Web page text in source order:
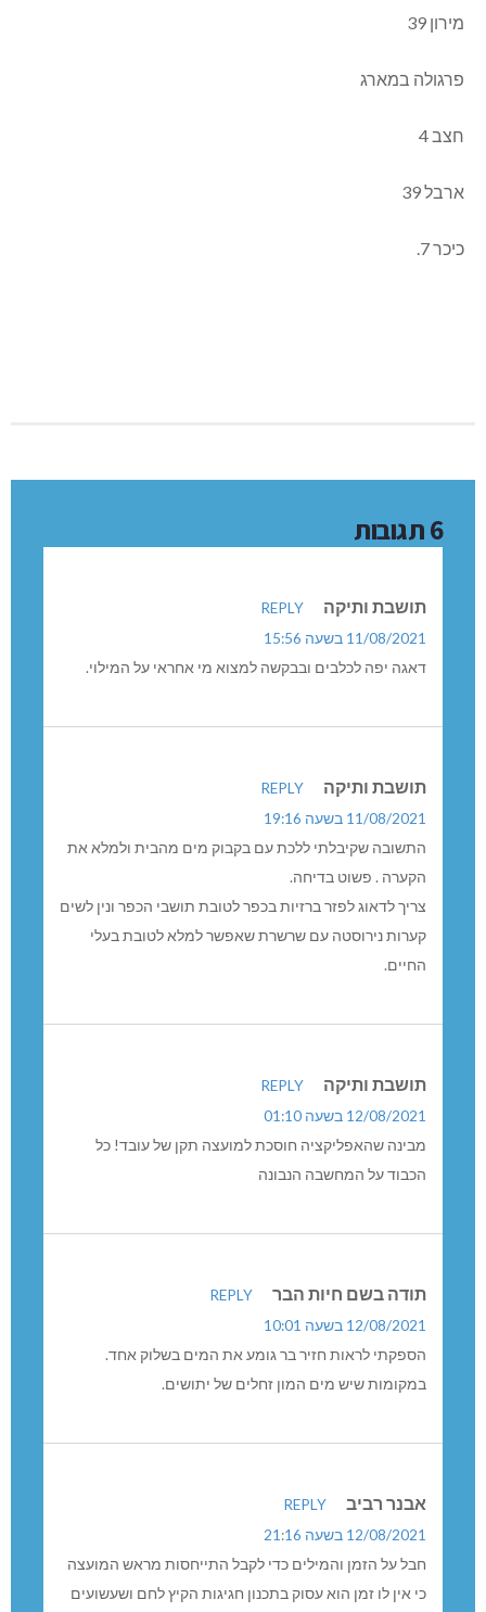
מירון 39
פרגולה במארג
חצב 4
ארבל 39
כיכר 7.
6 תגובות
תושבת ותיקה
REPLY
11/08/2021 בשעה 15:56
דאגה יפה לכלבים ובבקשה למצוא מי אחראי על המילוי.
תושבת ותיקה
REPLY
11/08/2021 בשעה 19:16
התשובה שקיבלתי ללכת עם בקבוק מים מהבית ולמלא את
הקערה . פשוט בדיחה.
צריך לדאוג לפזר ברזיות בכפר לטובת תושבי הכפר ונין לשים
קערות נירוסטה עם שרשרת שאפשר למלא לטובת בעלי
החיים.
תושבת ותיקה
REPLY
12/08/2021 בשעה 01:10
מבינה שהאפליקציה חוסכת למועצה תקן של עובד! כל
הכבוד על המחשבה הנבונה
תודה בשם חיות הבר
REPLY
12/08/2021 בשעה 10:01
הספקתי לראות חזיר בר גומע את המים בשלוק אחד.
במקומות שיש מים המון זחלים של יתושים.
אבנר רביב
REPLY
12/08/2021 בשעה 21:16
חבל על הזמן והמילים כדי לקבל התייחסות מראש המועצה
כי אין לו זמן הוא עסוק בתכנון חגיגות הקיץ לחם ושעשועים